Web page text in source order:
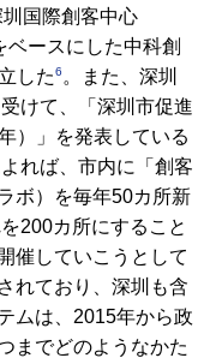
国際創客中心
ベースにした中科創
した6 。また、深圳
けて、「深圳市促進
）」を発表している
れば、市内に「創客
ボ）を毎年50カ所新
200カ所にすること
催していこうとして
れており、深圳も含
ムは、2015年から政
までどのようなかた